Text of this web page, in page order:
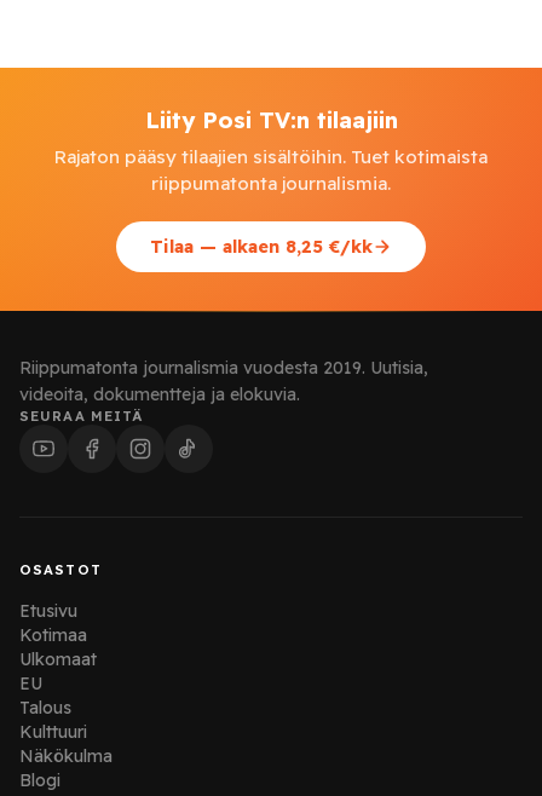
Liity Posi TV:n tilaajiin
Rajaton pääsy tilaajien sisältöihin. Tuet kotimaista
riippumatonta journalismia.
Tilaa — alkaen 8,25 €/kk
Riippumatonta journalismia vuodesta 2019. Uutisia,
videoita, dokumentteja ja elokuvia.
SEURAA MEITÄ
OSASTOT
Etusivu
Kotimaa
Ulkomaat
EU
Talous
Kulttuuri
Näkökulma
Blogi